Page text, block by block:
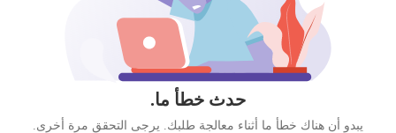
حدث خطأ ما.
يبدو أن هناك خطأ ما أثناء معالجة طلبك. يرجى التحقق مرة أخرى.